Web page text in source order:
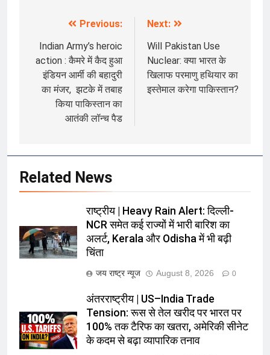
navigation
Previous:
Indian Army’s heroic
action : कैमरे में कैद हुआ
इंडियन आर्मी की बहादुरी
का मंजर, झटके में तबाह
किया पाकिस्तान का
आतंकी लॉन्च पैड
Next:
Will Pakistan Use
Nuclear: क्या भारत के
खिलाफ परमाणु हथियार का
इस्तेमाल करेगा पाकिस्तान?
Related News
राष्ट्रीय | Heavy Rain Alert: दिल्ली-
NCR समेत कई राज्यों में भारी बारिश का
अलर्ट, Kerala और Odisha में भी बढ़ी
चिंता
जय राष्ट्र न्यूज August 8, 2026 0
अंतरराष्ट्रीय | US–India Trade
Tension: रूस से तेल खरीद पर भारत पर
100% तक टैरिफ का खतरा, अमेरिकी सीनेट
के कदम से बढ़ा व्यापारिक तनाव